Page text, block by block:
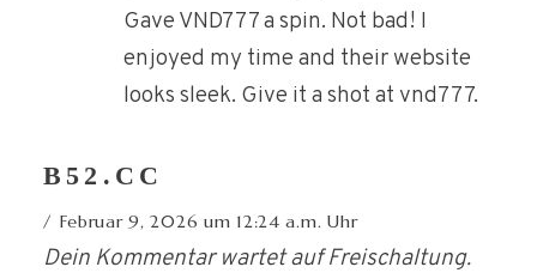
Gave VND777 a spin. Not bad! I
enjoyed my time and their website
looks sleek. Give it a shot at vnd777.
B52.CC
Februar 9, 2026 um 12:24 a.m. Uhr
Dein Kommentar wartet auf Freischaltung.